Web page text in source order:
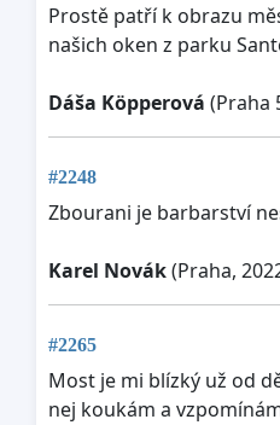
Prostě patří k obrazu
našich oken z parku
Dáša Köpperová (Praha
#2248
Zbourani je barbarství
Karel Novák(Praha,
#2265
Most je mi blízký už od
nej koukám a